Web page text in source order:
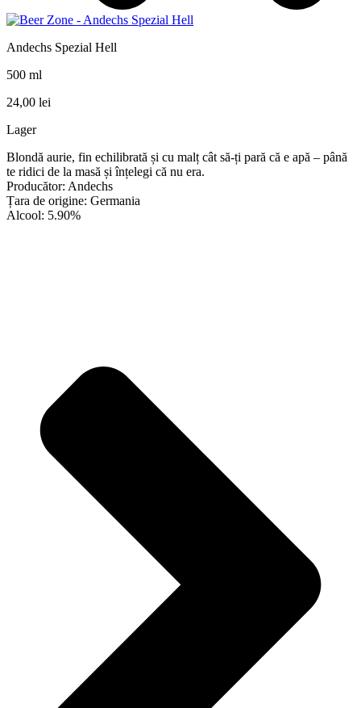
Andechs Spezial Hell
500 ml
24,00 lei
Lager
Blondă aurie, fin echilibrată și cu malț cât să-ți pară că e apă – până
te ridici de la masă și înțelegi că nu era.
Producător: Andechs
Țara de origine: Germania
Alcool: 5.90%